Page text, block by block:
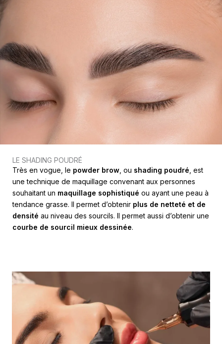
LE SHADING POUDRÉ
Très en vogue, le powder brow, ou shading poudré, est
une technique de maquillage convenant aux personnes
souhaitant un maquillage sophistiqué ou ayant une peau à
tendance grasse. Il permet d’obtenir plus de netteté et de
densité au niveau des sourcils. Il permet aussi d’obtenir une
courbe de sourcil mieux dessinée.